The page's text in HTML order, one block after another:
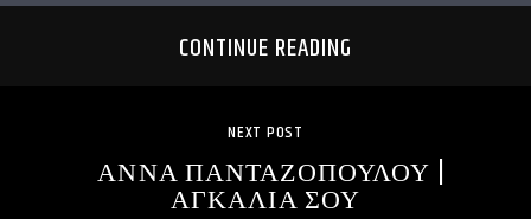
CONTINUE READING
NEXT POST
ΑΝΝΑ ΠΑΝΤΑΖΟΠΟΥΛΟΥ |
ΑΓΚΑΛΙΑ ΣΟΥ